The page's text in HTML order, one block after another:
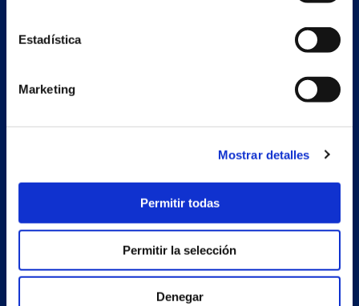
Estadística
Marketing
Mostrar detalles
Permitir todas
Permitir la selección
Denegar
Nave auxiliar